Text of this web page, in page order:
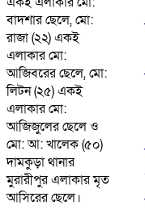
বাদশার ছেলে, মো:
রাজা (২২) একই
এলাকার মো:
আজিবরের ছেলে, মো:
লিটন (২৫) একই
এলাকার মো:
আজিজুলের ছেলে ও
মো: আ: খালেক (৫০)
দামকুড়া থানার
মুরারীপুর এলাকার মৃত
আসিরের ছেলে।